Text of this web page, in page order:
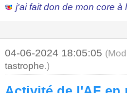
j'ai fait don de mon core à
04-06-2024 18:05:05
tastrophe.)